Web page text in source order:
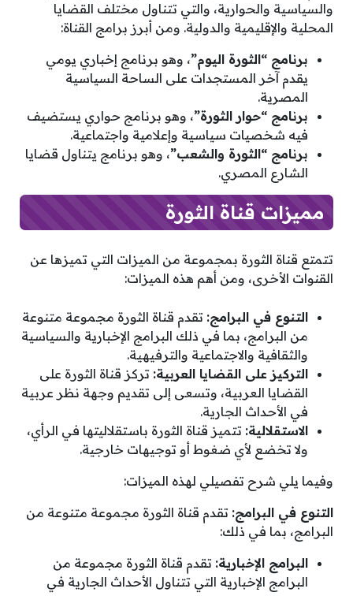
والسياسية والحوارية، والتي تتناول مختلف القضايا
المحلية والإقليمية والدولية. ومن أبرز برامج القناة:
برنامج “الثورة اليوم”، وهو برنامج إخباري يومي
يقدم آخر المستجدات على الساحة السياسية
المصرية.
برنامج “حوار الثورة”، وهو برنامج حواري يستضيف
فيه شخصيات سياسية وإعلامية واجتماعية.
برنامج “الثورة والشعب”، وهو برنامج يتناول قضايا
الشارع المصري.
مميزات قناة الثورة
تتمتع قناة الثورة بمجموعة من الميزات التي تميزها عن
القنوات الأخرى، ومن أهم هذه الميزات:
التنوع في البرامج: تقدم قناة الثورة مجموعة متنوعة
من البرامج، بما في ذلك البرامج الإخبارية والسياسية
والثقافية والاجتماعية والترفيهية.
التركيز على القضايا العربية: تركز قناة الثورة على
القضايا العربية، وتسعى إلى تقديم وجهة نظر عربية
في الأحداث الجارية.
الاستقلالية: تتميز قناة الثورة باستقلاليتها في الرأي،
ولا تخضع لأي ضغوط أو توجيهات خارجية.
وفيما يلي شرح تفصيلي لهذه الميزات:
التنوع في البرامج: تقدم قناة الثورة مجموعة متنوعة من
البرامج، بما في ذلك:
البرامج الإخبارية: تقدم قناة الثورة مجموعة من
البرامج الإخبارية التي تتناول الأحداث الجارية في